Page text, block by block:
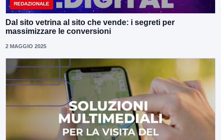
REDAZIONALE
Dal sito vetrina al sito che vende: i segreti per
massimizzare le conversioni
2 MAGGIO 2025